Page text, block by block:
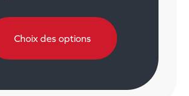
Choix des options